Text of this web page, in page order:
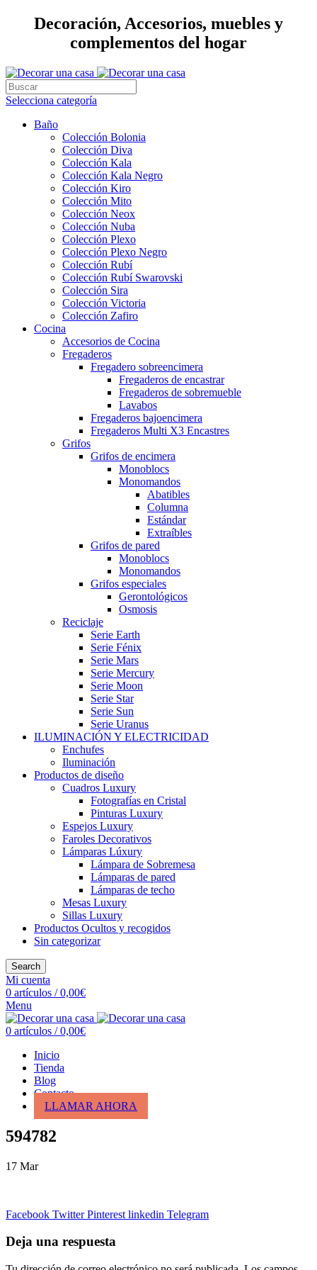
Decoración, Accesorios, muebles y
complementos del hogar
Selecciona categoría
Baño
Colección Bolonia
Colección Diva
Colección Kala
Colección Kala Negro
Colección Kiro
Colección Mito
Colección Neox
Colección Nuba
Colección Plexo
Colección Plexo Negro
Colección Rubí
Colección Rubí Swarovski
Colección Sira
Colección Victoria
Colección Zafiro
Cocina
Accesorios de Cocina
Fregaderos
Fregadero sobreencimera
Fregaderos de encastrar
Fregaderos de sobremueble
Lavabos
Fregaderos bajoencimera
Fregaderos Multi X3 Encastres
Grifos
Grifos de encimera
Monoblocs
Monomandos
Abatibles
Columna
Estándar
Extraíbles
Grifos de pared
Monoblocs
Monomandos
Grifos especiales
Gerontológicos
Osmosis
Reciclaje
Serie Earth
Serie Fénix
Serie Mars
Serie Mercury
Serie Moon
Serie Star
Serie Sun
Serie Uranus
ILUMINACIÓN Y ELECTRICIDAD
Enchufes
Iluminación
Productos de diseño
Cuadros Luxury
Fotografías en Cristal
Pinturas Luxury
Espejos Luxury
Faroles Decorativos
Lámparas Lúxury
Lámpara de Sobremesa
Lámparas de pared
Lámparas de techo
Mesas Luxury
Sillas Luxury
Productos Ocultos y recogidos
Sin categorizar
Search
Mi cuenta
0 artículos / 0,00€
Menu
0 artículos / 0,00€
Inicio
Tienda
Blog
Contacto
LLAMAR AHORA
594782
17 Mar
Facebook Twitter Pinterest linkedin Telegram
Deja una respuesta